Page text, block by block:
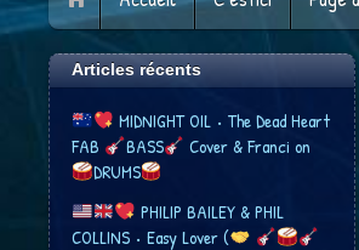
Articles récents
MIDNIGHT OIL • The Dead Heart
FAB
BASS
Cover & Franci​ on
DRUMS
​ PHILIP BAILEY & PHIL
COLLINS • Easy Lover (